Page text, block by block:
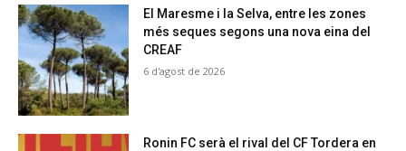
El Maresme i la Selva, entre les zones
més seques segons una nova eina del
CREAF
6 d'agost de 2026
Ronin FC serà el rival del CF Tordera en